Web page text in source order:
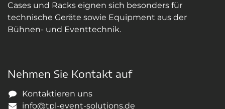
Cases und Racks eignen sich besonders für
technische Geräte sowie Equipment aus der
Bühnen- und Eventtechnik.
Nehmen Sie Kontakt auf
Kontaktieren uns
info@tpl-event-solutions.de